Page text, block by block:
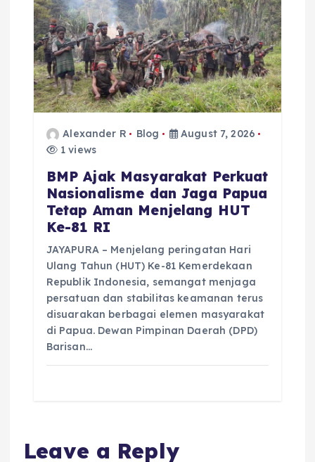
Alexander R Blog
August 7, 2026
1 views
BMP Ajak Masyarakat Perkuat
Nasionalisme dan Jaga Papua
Tetap Aman Menjelang HUT
Ke-81 RI
JAYAPURA – Menjelang peringatan Hari
Ulang Tahun (HUT) Ke-81 Kemerdekaan
Republik Indonesia, semangat menjaga
persatuan dan stabilitas keamanan terus
disuarakan berbagai elemen masyarakat
di Papua. Dewan Pimpinan Daerah (DPD)
Barisan…
Leave a Reply